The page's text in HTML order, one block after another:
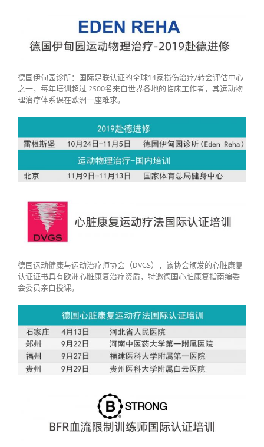
德国伊甸园诊所：国际足联认证的全球14家损伤治疗/转会评估中心
之一，每年培训超过 2500名来自世界各地的临床工作者，其运动物
理治疗体系课在欧洲一座难求。
德国运动健康与运动治疗师协会（DVGS），该协会颁发的心脏康复
认证证书具有欧洲心脏康复治疗资质，特邀德国心脏康复指南编委
会委员亲自授课。